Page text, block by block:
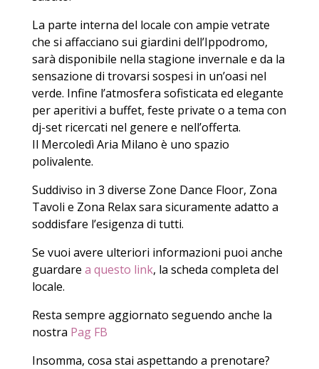
La parte interna del locale con ampie vetrate
che si affacciano sui giardini dell’Ippodromo,
sarà disponibile nella stagione invernale e da la
sensazione di trovarsi sospesi in un’oasi nel
verde. Infine l’atmosfera sofisticata ed elegante
per aperitivi a buffet, feste private o a tema con
dj-set ricercati nel genere e nell’offerta.
Il Mercoledì Aria Milano è uno spazio
polivalente.
Suddiviso in 3 diverse Zone Dance Floor, Zona
Tavoli e Zona Relax sara sicuramente adatto a
soddisfare l’esigenza di tutti.
Se vuoi avere ulteriori informazioni puoi anche
guardare a questo link, la scheda completa del
locale.
Resta sempre aggiornato seguendo anche la
nostra Pag FB
Insomma, cosa stai aspettando a prenotare?